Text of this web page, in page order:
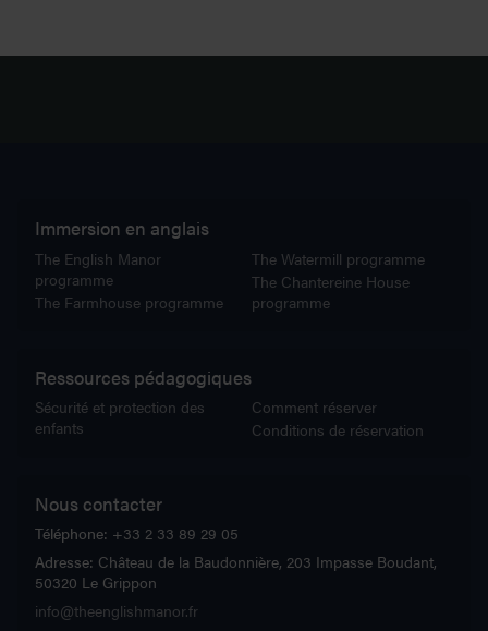
Immersion en anglais
The English Manor
programme
The Farmhouse programme
The Watermill programme
The Chantereine House
programme
Ressources pédagogiques
Sécurité et protection des
enfants
Comment réserver
Conditions de réservation
Nous contacter
Téléphone: +33 2 33 89 29 05
Adresse: Château de la Baudonnière, 203 Impasse Boudant,
50320 Le Grippon
info@theenglishmanor.fr